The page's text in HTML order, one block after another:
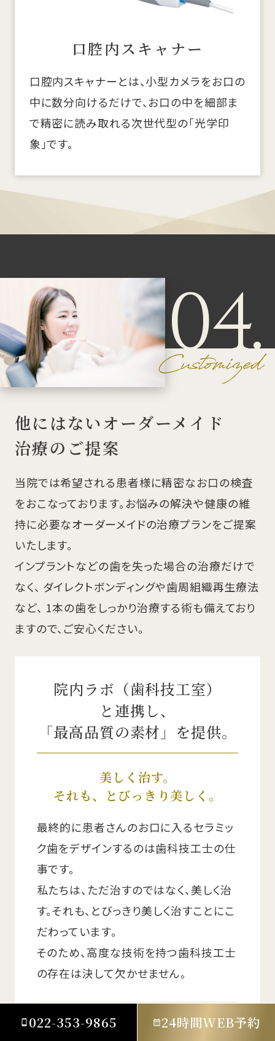
口腔内スキャナー
口腔内スキャナーとは、小型カメラをお口の
中に数分向けるだけで、お口の中を細部ま
で精密に読み取れる次世代型の「光学印
象」です。
04.
他にはないオーダーメイド
治療のご提案
当院では希望される患者様に精密なお口の検査
をおこなっております。お悩みの解決や健康の維
持に必要なオーダーメイドの治療プランをご提案
いたします。
インプラントなどの歯を失った場合の治療だけで
なく、 ダイレクトボンディングや歯周組織再生療法
など、 1本の歯をしっかり治療する術も備えており
ますので、ご安心ください。
院内ラボ（歯科技工室）
と連携し、
「最高品質の素材」を提供。
美しく治す。
それも、とびっきり美しく。
最終的に患者さんのお口に入るセラミッ
ク歯をデザインするのは歯科技工士の仕
事です。
私たちは、ただ治すのではなく、美しく治
す。それも、とびっきり美しく治すことにこ
だわっています。
そのため、高度な技術を持つ歯科技工士
の存在は決して欠かせません。
022-353-9865 24時間WEB予約